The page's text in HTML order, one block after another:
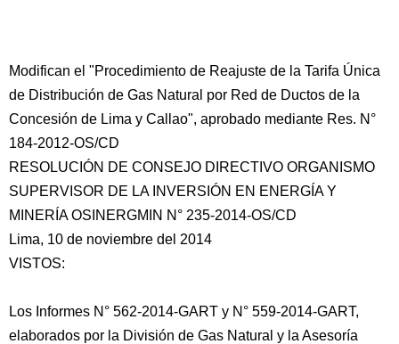
Modifican el "Procedimiento de Reajuste de la Tarifa Única
de Distribución de Gas Natural por Red de Ductos de la
Concesión de Lima y Callao", aprobado mediante Res. N°
184-2012-OS/CD
RESOLUCIÓN DE CONSEJO DIRECTIVO ORGANISMO
SUPERVISOR DE LA INVERSIÓN EN ENERGÍA Y
MINERÍA OSINERGMIN N° 235-2014-OS/CD
Lima, 10 de noviembre del 2014
VISTOS:
Los Informes N° 562-2014-GART y N° 559-2014-GART,
elaborados por la División de Gas Natural y la Asesoría